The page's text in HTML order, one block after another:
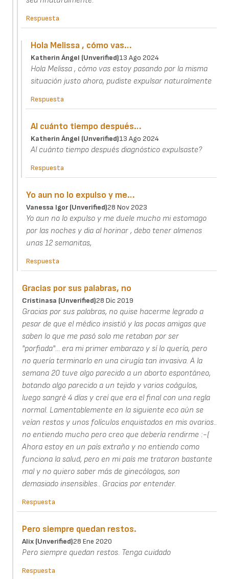
Respuesta
Hola Melissa , cómo vas…
Katherin Ángel (unverified)13 Ago 2024
Hola Melissa , cómo vas estoy pasando por la misma
situación justo ahora, pudiste expulsar naturalmente
Respuesta
Al cuánto tiempo después…
Katherin Ángel (unverified)13 Ago 2024
Al cuánto tiempo después diagnóstico expulsaste?
Respuesta
Yo aun no lo expulso y me…
Vanessa Igor (unverified)28 Nov 2023
Yo aun no lo expulso y me duele mucho mi estomago
por las noches y dia al horinar , debo tener almenos
unas 12 semanitas,
Respuesta
Gracias por sus palabras, no
Cristinasa (unverified)28 Dic 2019
Gracias por sus palabras, no quise hacerme legrado a
pesar de que el médico insistió y las pocas amigas que
saben lo que me pasó solo me retaban por ser
"porfiada"... era mi primer embarazo y sí lo quería, pero
no quería terminarlo en una cirugía tan invasiva. A la
semana 20 tuve algo parecido a un aborto espontáneo,
botando algo parecido a un tejido y varios coágulos,
luego sangré 4 días y creí que era el final con una regla
normal. Lamentablemente en la siguiente eco aún se
veían restos y unos folículos enquistados en mis ovarios..
no entiendo mucho pero creo que debería rendirme :-(
Ahora estoy en un país extraño y no entiendo como
funciona la salud, pero en mi país me trataron bastante
mal y no quiero saber más de ginecólogos, son
demasiado insensibles.. Gracias por entender.
Respuesta
Pero siempre quedan restos.
Alix (unverified)28 Ene 2020
Pero siempre quedan restos. Tenga cuidado
Respuesta